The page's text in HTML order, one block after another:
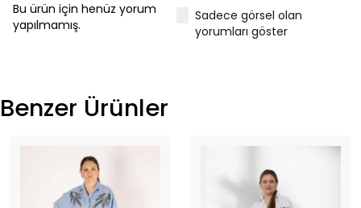
Bu ürün için henüz yorum
yapılmamış.
Sadece görsel olan
yorumları göster
Benzer Ürünler